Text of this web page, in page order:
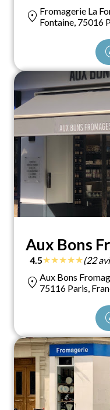
location_on Fromagerie La
Fontaine, 75016
Aux Bons
4.5★★★★★(22
location_on Aux Bons
75116 Paris,